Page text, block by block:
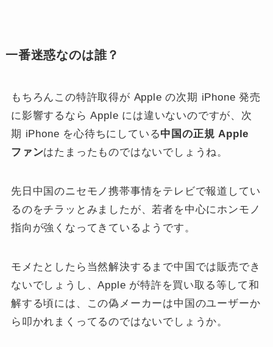
一番迷惑なのは誰？
もちろんこの特許取得が Apple の次期 iPhone 発売
に影響するなら Apple には違いないのですが、次
期 iPhone を心待ちにしている中国の正規 Apple
ファンはたまったものではないでしょうね。
先日中国のニセモノ携帯事情をテレビで報道してい
るのをチラッとみましたが、若者を中心にホンモノ
指向が強くなってきているようです。
モメたとしたら当然解決するまで中国では販売でき
ないでしょうし、Apple が特許を買い取る等して和
解する頃には、この偽メーカーは中国のユーザーか
ら叩かれまくってるのではないでしょうか。